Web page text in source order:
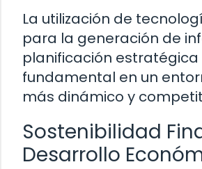
La utilización de
para la generación de
planificación estratégica
fundamental en un
más dinámico y
Sostenibilidad
Desarrollo